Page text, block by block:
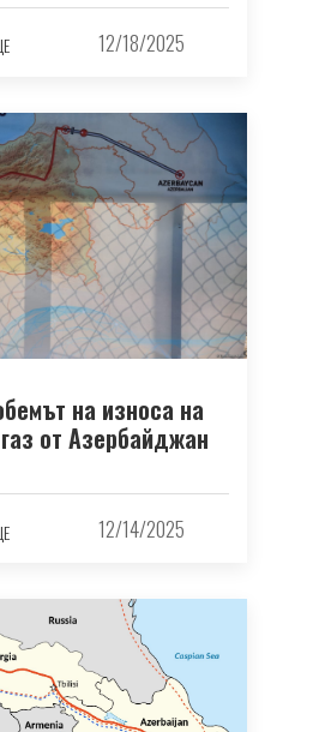
12/18/2025
на износа на
от Азербайджан
12/14/2025